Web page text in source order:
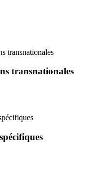
transnationales
transnationales